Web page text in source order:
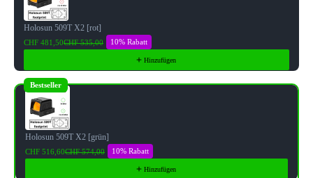
Holosun 509T X2 [rot]
CHF 481,50CHF 535,00 10% Rabatt
Hinzufügen
Holosun 509T X2 [grün]
CHF 516,60CHF 574,00 10% Rabatt
Hinzufügen
Bestseller